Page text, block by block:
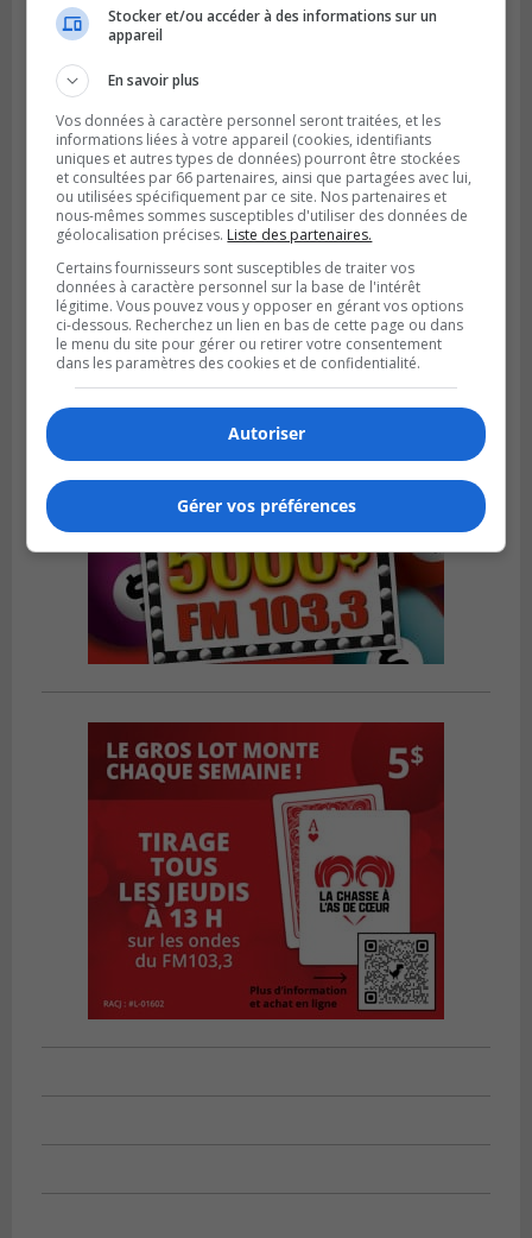
BOUCHERVILLE
Boucherville et le CSSP discutent d’une
Planification scolaire
Stocker et/ou accéder à des informations sur un
appareil
En savoir plus
Vos données à caractère personnel seront traitées, et les
informations liées à votre appareil (cookies, identifiants
uniques et autres types de données) pourront être stockées
et consultées par 66 partenaires, ainsi que partagées avec lui,
ou utilisées spécifiquement par ce site. Nos partenaires et
nous-mêmes sommes susceptibles d'utiliser des données de
géolocalisation précises. Liste des partenaires.
Certains fournisseurs sont susceptibles de traiter vos
données à caractère personnel sur la base de l'intérêt
légitime. Vous pouvez vous y opposer en gérant vos options
ci-dessous. Recherchez un lien en bas de cette page ou dans
le menu du site pour gérer ou retirer votre consentement
dans les paramètres des cookies et de confidentialité.
Autoriser
Gérer vos préférences